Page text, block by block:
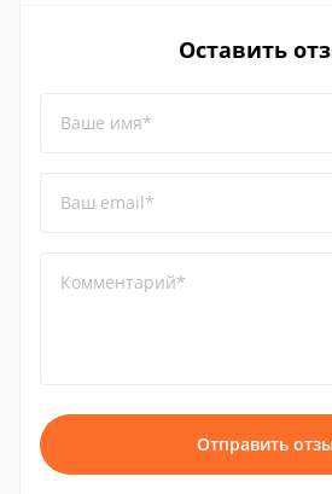
Оставить
Ваше имя*
Ваш email*
Комментарий*
Отправить